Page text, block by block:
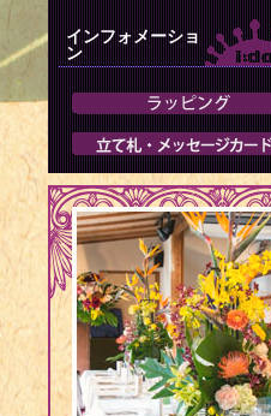
インフォメーショ
ン